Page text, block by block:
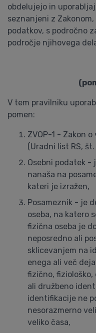
obdelujejo in
seznanjeni z
podatkov, s področno
področje njihovega
V tem pravilniku
pomen:
ZVOP-1 - Zakon
(Uradni list RS,
Osebni podatek -
nanaša na
kateri je izražen,
Posameznik - je
oseba, na katero
fizična oseba je
neposredno ali
sklicevanjem na
enega ali več
fizično,
ali družbeno
identifikacije ne
nesorazmerno
veliko časa,